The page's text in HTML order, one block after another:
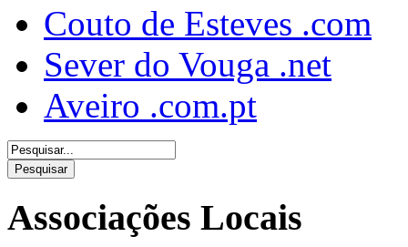
Couto de Esteves .com
Sever do Vouga .net
Aveiro .com.pt
Associações Locais